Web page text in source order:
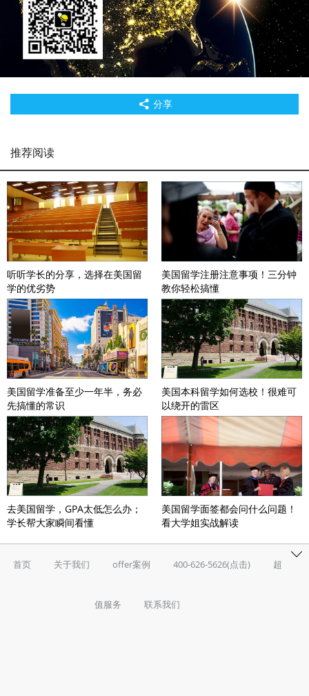
分享
推荐阅读
听听学长的分享，选择在美国留
学的优劣势
美国留学准备至少一年半，务必
先搞懂的常识
去美国留学，GPA太低怎么办；
学长帮大家瞬间看懂
美国留学注册注意事项！三分钟
教你轻松搞懂
美国本科留学如何选校！很难可
以绕开的雷区
美国留学面签都会问什么问题！
看大学姐实战解读
首页 关于我们 offer案例 400-626-5626(点击) 超
值服务 联系我们